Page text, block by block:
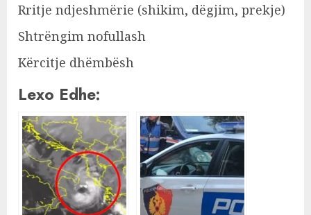
Rritje ndjeshmërie (shikim, dëgjim, prekje)
Shtrëngim nofullash
Kërcitje dhëmbësh
Lexo Edhe: